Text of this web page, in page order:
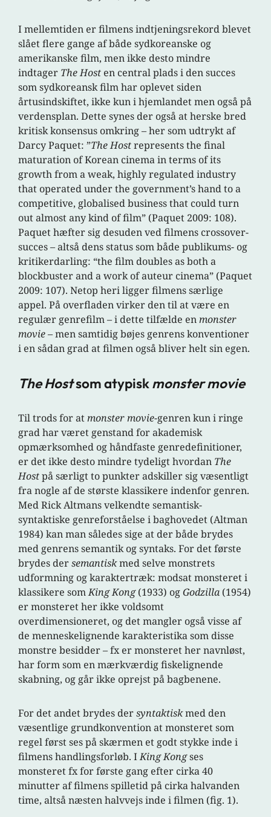
I mellemtiden er filmens indtjeningsrekord blevet
slået flere gange af både sydkoreanske og
amerikanske film, men ikke desto mindre
indtager The Host en central plads i den succes
som sydkoreansk film har oplevet siden
årtusindskiftet, ikke kun i hjemlandet men også på
verdensplan. Dette synes der også at herske bred
kritisk konsensus omkring – her som udtrykt af
Darcy Paquet: ”The Hostrepresents the final
maturation of Korean cinema in terms of its
growth from a weak, highly regulated industry
that operated under the government’s hand to a
competitive, globalised business that could turn
out almost any kind of film” (Paquet 2009: 108).
Paquet hæfter sig desuden ved filmens crossover-
succes – altså dens status som både publikums- og
kritikerdarling: “the film doubles as both a
blockbuster and a work of auteur cinema” (Paquet
2009: 107). Netop heri ligger filmens særlige
appel. På overfladen virker den til at være en
regulær genrefilm – i dette tilfælde enmonster
movie– men samtidig bøjes genrens konventioner
i en sådan grad at filmen også bliver helt sin egen.
The Hostsom atypiskmonster movie
Til trods for atmonster movie-genren kun i ringe
grad har været genstand for akademisk
opmærksomhed og håndfaste genredefinitioner,
er det ikke desto mindre tydeligt hvordan The
Hostpå særligt to punkter adskiller sig væsentligt
fra nogle af de største klassikere indenfor genren.
Med Rick Altmans velkendte semantisk-
syntaktiske genreforståelse i baghovedet (Altman
1984) kan man således sige at der både brydes
med genrens semantik og syntaks. For det første
brydes dersemantiskmed selve monstrets
udformning og karaktertræk: modsat monsteret i
klassikere somKing Kong(1933) ogGodzilla (1954)
er monsteret her ikke voldsomt
overdimensioneret, og det mangler også visse af
de menneskelignende karakteristika som disse
monstre besidder – fx er monsteret her navnløst,
har form som en mærkværdig fiskelignende
skabning, og går ikke oprejst på bagbenene.
For det andet brydes dersyntaktiskmed den
væsentlige grundkonvention at monsteret som
regel først ses på skærmen et godt stykke inde i
filmens handlingsforløb. IKing Kongses
monsteret fx for første gang efter cirka 40
minutter af filmens spilletid på cirka halvanden
time, altså næsten halvvejs inde i filmen (fig. 1).